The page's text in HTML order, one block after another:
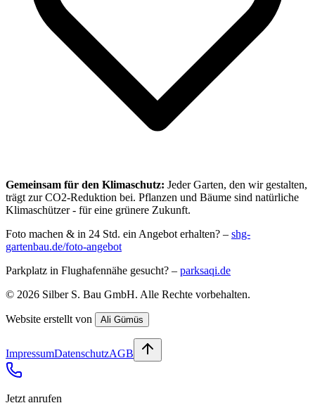
Gemeinsam für den Klimaschutz: Jeder Garten, den wir gestalten,
trägt zur CO2-Reduktion bei. Pflanzen und Bäume sind natürliche
Klimaschützer - für eine grünere Zukunft.
Foto machen & in 24 Std. ein Angebot erhalten? – shg-
gartenbau.de/foto-angebot
Parkplatz in Flughafennähe gesucht? – parksaqi.de
© 2026 Silber S. Bau GmbH. Alle Rechte vorbehalten.
Website erstellt von Ali Gümüs
ImpressumDatenschutzAGB
Jetzt anrufen